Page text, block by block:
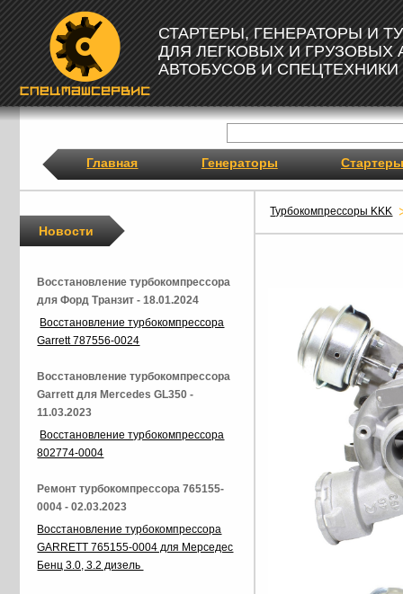
СТАРТЕРЫ, ГЕНЕРАТОРЫ И
ДЛЯ ЛЕГКОВЫХ И ГРУЗОВЫХ
АВТОБУСОВ И СПЕЦТЕХНИКИ
Главная Генераторы Стартеры
Турбокомпрессоры KKK
Новости
Восстановление турбокомпрессора
для Форд Транзит - 18.01.2024
Восстановление турбокомпрессора
Garrett 787556-0024
Восстановление турбокомпрессора
Garrett для Mercedes GL350 -
11.03.2023
Восстановление турбокомпрессора
802774-0004
Ремонт турбокомпрессора 765155-
0004 - 02.03.2023
Восстановление турбокомпрессора
GARRETT 765155-0004 для Мерседес
Бенц 3.0, 3.2 дизель